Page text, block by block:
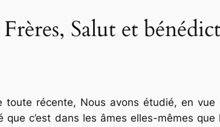
Salut et
toute récente, Nous avons étudié, en
que c’est dans les âmes elles-mêmes